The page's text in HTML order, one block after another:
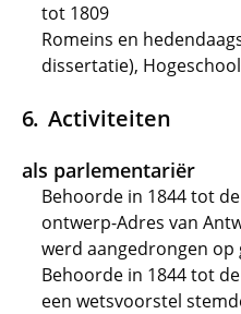
tot 1809
Romeins en
dissertatie),
Activiteiten
als parlementariër
Behoorde in 1844 tot
ontwerp-Adres van
werd aangedrongen
Behoorde in 1844 tot
een wetsvoorstel